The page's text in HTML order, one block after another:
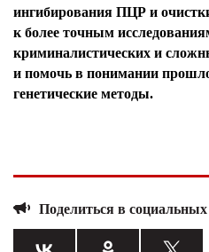
ингибирования ПЦР и
к более точным
криминалистических и
и помочь в понимании
генетические методы.
Поделиться в социальных